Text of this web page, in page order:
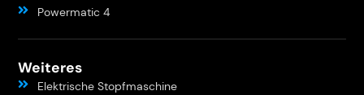
Powermatic 4
Weiteres
Elektrische Stopfmaschine